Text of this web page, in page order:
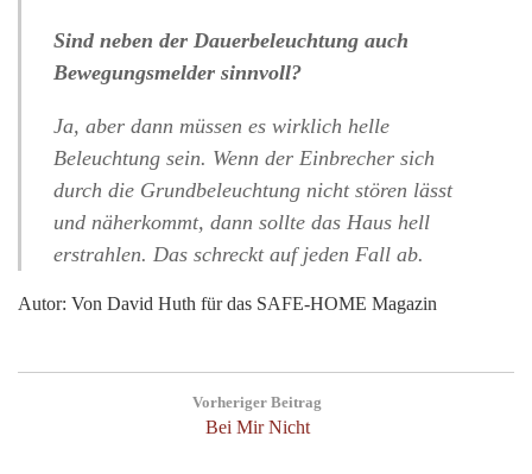
Sind neben der Dauerbeleuchtung auch
Bewegungsmelder sinnvoll?
Ja, aber dann müssen es wirklich helle
Beleuchtung sein. Wenn der Einbrecher sich
durch die Grundbeleuchtung nicht stören lässt
und näherkommt, dann sollte das Haus hell
erstrahlen. Das schreckt auf jeden Fall ab.
Autor: Von David Huth für das SAFE-HOME Magazin
Vorheriger Beitrag
Previous
Bei Mir Nicht